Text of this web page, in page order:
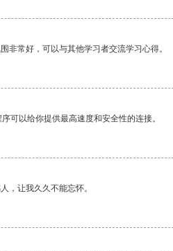
非常好，可以与其他学习者交流学习心得。
可以给你提供最高速度和安全性的连接。
，让我久久不能忘怀。